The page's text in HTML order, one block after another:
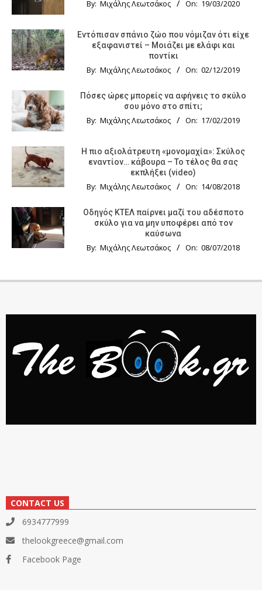
By: Μιχάλης Λεωτσάκος On: 19/03/2020
Εντόπισαν σπάνιο ζώο που νόμιζαν ότι είχε
εξαφανιστεί – Μοιάζει με ελάφι και
ποντίκι
By: Μιχάλης Λεωτσάκος On: 02/12/2019
Πόσες ώρες μπορείς να αφήνεις το σκύλο
σου μόνο στο σπίτι;
By: Μιχάλης Λεωτσάκος On: 17/02/2019
Η πιο αξιολάτρευτη «μονομαχία»: Σκύλος
εναντίον… κάβουρα – Το τέλος θα σας
εκπλήξει (video)
By: Μιχάλης Λεωτσάκος On: 14/08/2018
Οδηγός KTΕΛ παίρνει μαζί του αδέσποτο
σκύλο για να μην υποφέρει από τον
καύσωνα
By: Μιχάλης Λεωτσάκος On: 08/07/2018
CONTACT US
6934777999
thelookgreece@gmail.com
Facebook Page